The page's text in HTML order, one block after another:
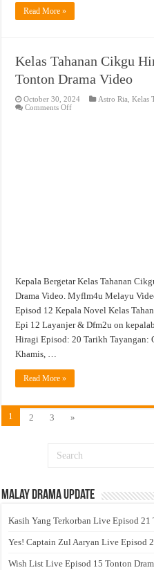
Read More »
Kelas Tahanan Cikgu
Tonton Drama Video
October 30, 2024 Astro Ria ,Kelas
Comments Offon
Kepala Bergetar Kelas Tahanan
Drama Video. Myflm4u Melayu
Episod 12 Kepala Novel Kelas
Epi 12 Layanjer & Dfm2u on
Hiragi Episod: 20 Tarikh Tayangan:
Khamis, …
Read More »
1 2 3 »
Malay Drama Update
Kasih Yang Terkorban Live Episod 21
Yes! Captain Zul Aaryan Live Episod
Wish List Live Episod 15 Tonton